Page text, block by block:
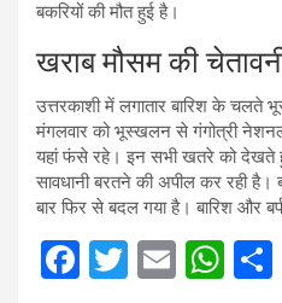
बकरियों की मौत हुई है।
खराब मौसम की
उत्तरकाशी में लगातार बारिश के चलते
मंगलवार को भूस्खलन से गंगोत्री
यहां फंसे रहे। इन सभी खतरे को देखते
सावधानी बरतने की अपील कर रही
बार फिर से बदल गया है। बारिश और
F
T
E
W